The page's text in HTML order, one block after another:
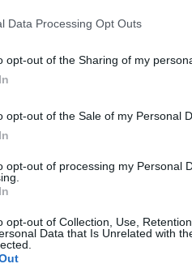
Data Processing Opt Outs
opt-out of the Sharing of my
opt-out of the Sale of my Personal
opt-out of processing my Personal
opt-out of Collection, Use,
Data that Is Unrelated with
hogy mire számíthatunk
és lesznek újdonságok
Us 2. évad kritika - nem
második évadát semmi sem
hasonlítani.
teljesen kizárt,
a The Last of Us